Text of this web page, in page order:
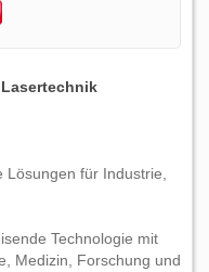
Lasertechnik
für Industrie,
Technologie mit
Medizin, Forschung und